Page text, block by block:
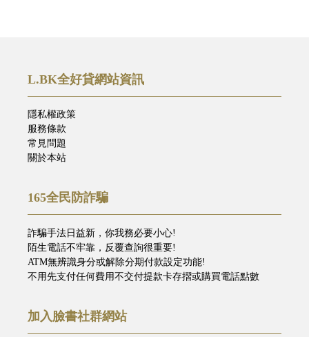
L.BK全好貸網站資訊
隱私權政策
服務條款
常見問題
關於本站
165全民防詐騙
詐騙手法日益新，你我務必要小心!
陌生電話不牢靠，反覆查詢很重要!
ATM無辨識身分或解除分期付款設定功能!
不用先支付任何費用不交付提款卡存摺或購買電話點數
加入臉書社群網站